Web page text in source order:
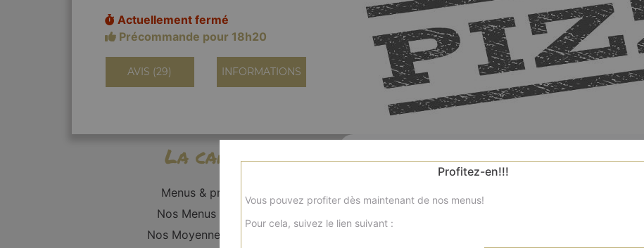
Actuellement fermé
Précommande pour 18h20
AVIS (29) INFORMATIONS
La carte
Menus & promos
Nos Menus Enfant
Nos Moyennes Pizzas
Profitez-en!!!
Vous pouvez profiter dès maintenant de nos menus!
Pour cela, suivez le lien suivant :